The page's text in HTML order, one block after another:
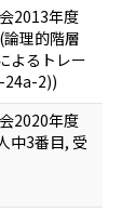
2013年度
理的階層
よるトレー
24a-2))
2020年度
中3番目, 受